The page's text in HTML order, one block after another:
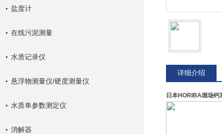
盐度计
在线污泥测量
水质记录仪
悬浮物测量仪/硬度测量仪
水质单参数测定仪
消解器
详细介绍
日本HORIBA堀场钙